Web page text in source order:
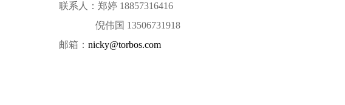
联系人：郑婷 18857316416
倪伟国 13506731918
邮箱： nicky@torbos.com